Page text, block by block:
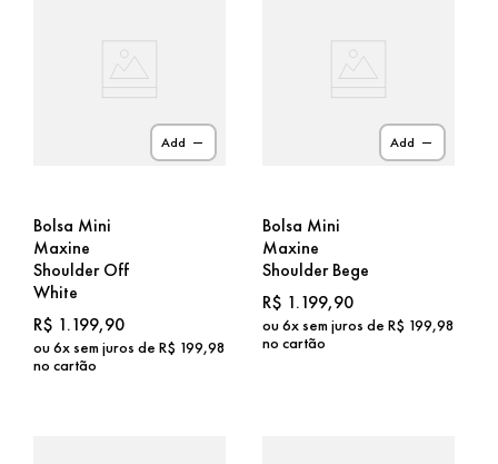
Add
Bolsa Mini
Maxine
Shoulder Off
White
R$ 1.199,90
ou6x sem juros de R$ 199,98
no cartão
Add
Bolsa Mini
Maxine
Shoulder Bege
R$ 1.199,90
ou6x sem juros de R$ 199,98
no cartão